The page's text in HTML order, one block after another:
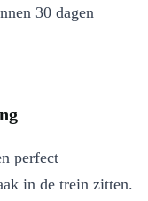
30 dagen
perfect
in de trein zitten.